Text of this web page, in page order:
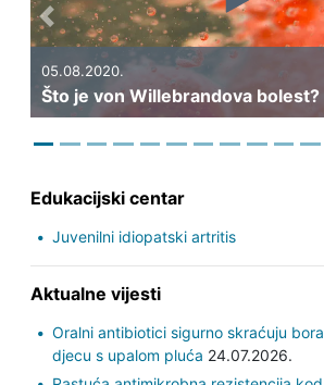
Willebrandova bolest?
Previous
Edukacijski centar
Juvenilni idiopatski artritis
Aktualne vijesti
Oralni antibiotici sigurno skraćuju
djecu s upalom pluća 24.07.2026.